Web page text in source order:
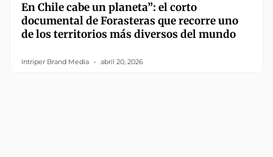
En Chile cabe un planeta”: el corto
documental de Forasteras que recorre uno
de los territorios más diversos del mundo
Intriper Brand Media abril 20, 2026